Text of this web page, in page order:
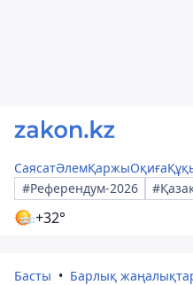
СаясатӘлемҚаржыОқиға
#Референдум-2026
+32°
Басты Барлық